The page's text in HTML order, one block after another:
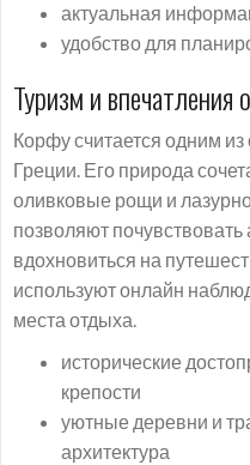
актуальная
удобство для
Туризм и
Корфу считается одним
Греции. Его природа
оливковые рощи и
позволяют
вдохновиться на
используют онлайн
места отдыха.
исторические
крепости
уютные деревни и
архитектура